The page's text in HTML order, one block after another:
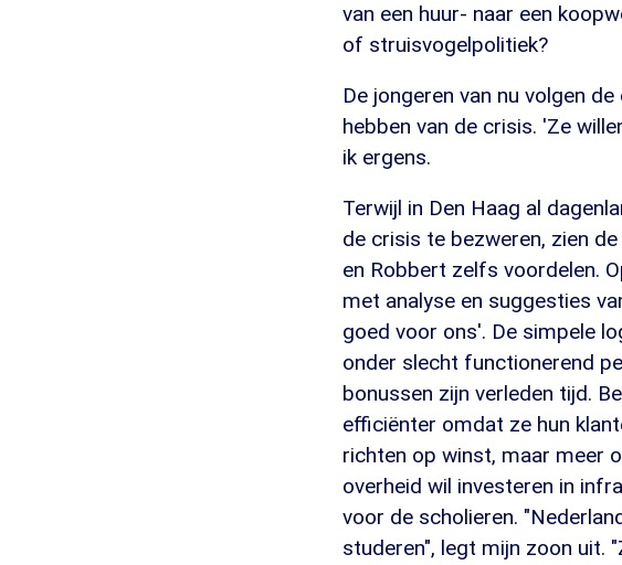
van een huur- naar een
of struisvogelpolitiek?
De jongeren van nu volgen
hebben van de crisis. 'Ze
ik ergens.
Terwijl in Den Haag al
de crisis te bezweren, zien
en Robbert zelfs voordelen.
met analyse en suggesties
goed voor ons'. De simpele
onder slecht functionerend
bonussen zijn verleden tijd.
efficiënter omdat ze hun
richten op winst, maar meer
overheid wil investeren in
voor de scholieren.
studeren", legt mijn zoon uit.